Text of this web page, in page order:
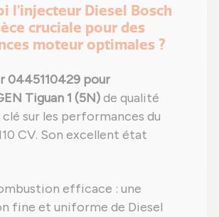
l'injecteur Diesel Bosch
cruciale pour des
moteur optimales ?
0445110429 pour
Tiguan 1 (5N)de qualité
clé sur les performances du
CV. Son excellent état
efficace : une
fine et uniforme de Diesel